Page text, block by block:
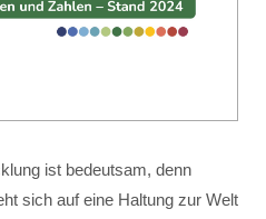
ist bedeutsam, denn
sich auf eine Haltung zur Welt